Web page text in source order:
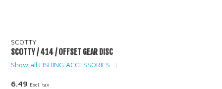
SCOTTY
SCOTTY / 414 / OFFSET GEAR DISC
Show all FISHING ACCESSORIES
6.49 Excl. tax